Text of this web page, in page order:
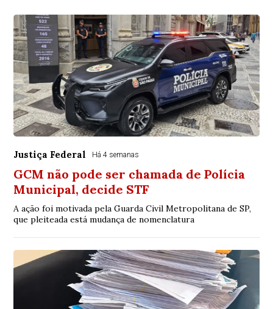
Justiça Federal Há 4 semanas
GCM não pode ser chamada de Polícia
Municipal, decide STF
A ação foi motivada pela Guarda Civil Metropolitana de SP,
que pleiteada está mudança de nomenclatura